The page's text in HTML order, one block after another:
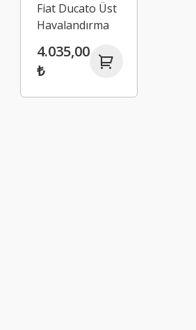
Fiat Ducato Üst
Havalandırma
Daily -
504132147 -
4.035,00
₺